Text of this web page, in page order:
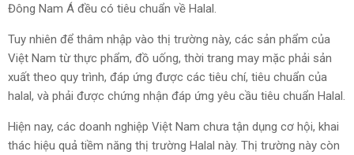
Đông Nam Á đều có tiêu chuẩn về Halal.
Tuy nhiên để thâm nhập vào thị trường này, các sản phẩm của
Việt Nam từ thực phẩm, đồ uống, thời trang may mặc phải sản
xuất theo quy trình, đáp ứng được các tiêu chí, tiêu chuẩn của
halal, và phải được chứng nhận đáp ứng yêu cầu tiêu chuẩn Halal.
Hiện nay, các doanh nghiệp Việt Nam chưa tận dụng cơ hội, khai
thác hiệu quả tiềm năng thị trường Halal này. Thị trường này còn